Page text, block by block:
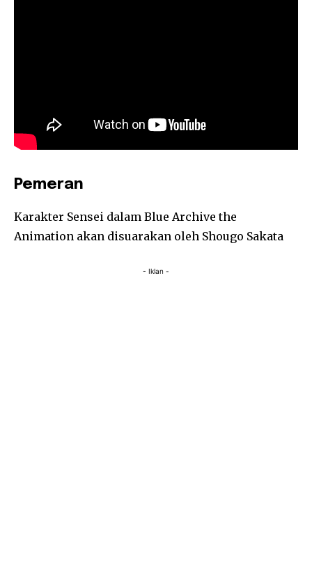
Pemeran
Karakter Sensei dalam Blue Archive the
Animation akan disuarakan oleh Shougo Sakata
- Iklan -